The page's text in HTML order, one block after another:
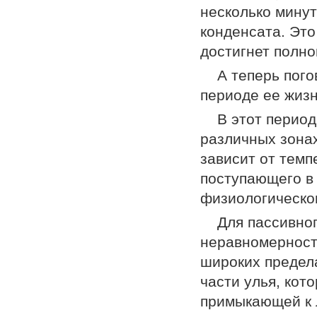
несколько
конденсата.
достигнет
А теперь
периоде ее
В этот
различных
зависит от
поступающего
Для
широких
части улья,
примыкающей к